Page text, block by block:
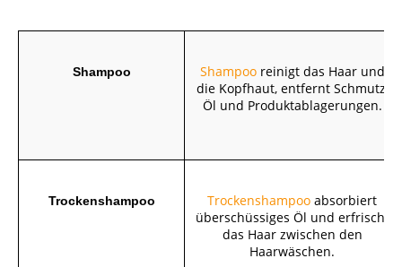
Shampoo Shampooreinigt das Haar und
die Kopfhaut, entfernt Schmutz,
Öl und Produktablagerungen.
Trockenshampoo Trockenshampoo absorbiert
überschüssiges Öl und erfrischt
das Haar zwischen den
Haarwäschen.